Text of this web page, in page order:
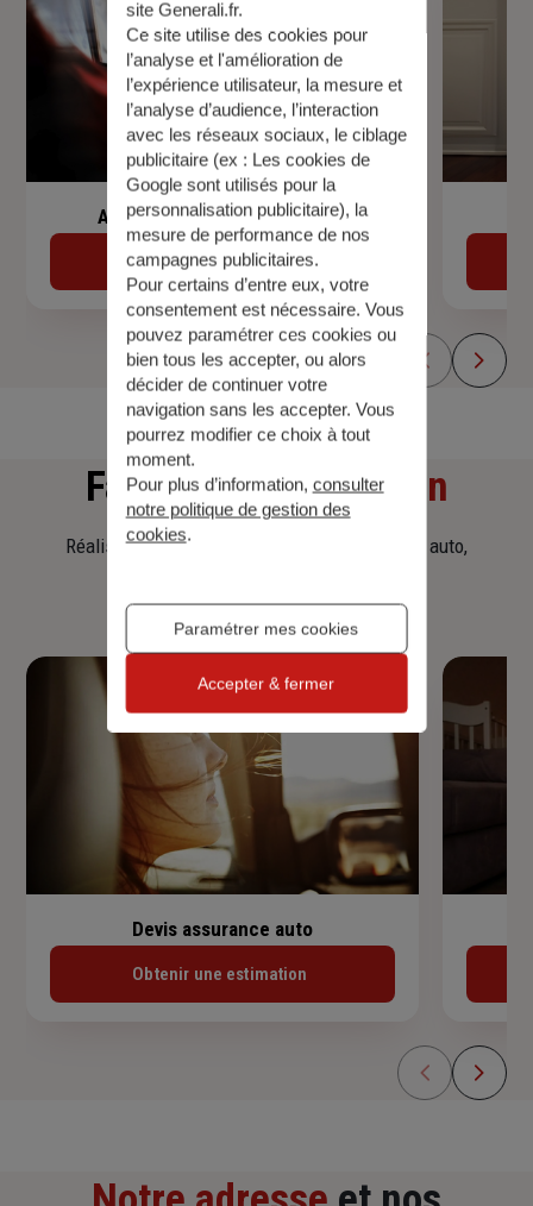
Assurance de prêt immobilier
Découvrir
Faitesune simulation
Réalisez une simulation tarifaire d'assurance, auto,
Devis assurance auto
Obtenir une estimation
site Generali.fr.
Ce site utilise des cookies pour
l’analyse et l'amélioration de
l’expérience utilisateur, la mesure et
l’analyse d’audience, l’interaction
avec les réseaux sociaux, le ciblage
publicitaire (ex : Les cookies de
Google sont utilisés pour la
personnalisation publicitaire), la
mesure de performance de nos
campagnes publicitaires.
Pour certains d’entre eux, votre
consentement est nécessaire. Vous
pouvez paramétrer ces cookies ou
bien tous les accepter, ou alors
décider de continuer votre
navigation sans les accepter. Vous
pourrez modifier ce choix à tout
moment.
Pour plus d’information, consulter
notre politique de gestion des
cookies.
Paramétrer mes cookies
Accepter & fermer